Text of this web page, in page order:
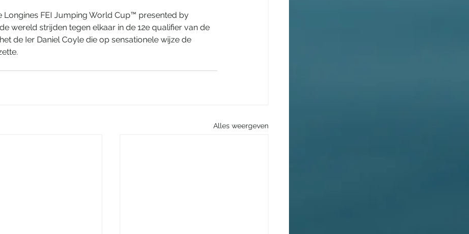
Longines FEI Jumping World Cup™ presented by
wereld strijden tegen elkaar in de 12e qualifier van de
de Ier Daniel Coyle die op sensationele wijze de
Alles weergeven